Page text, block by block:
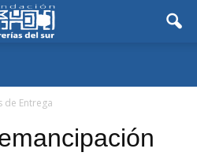
de Entrega